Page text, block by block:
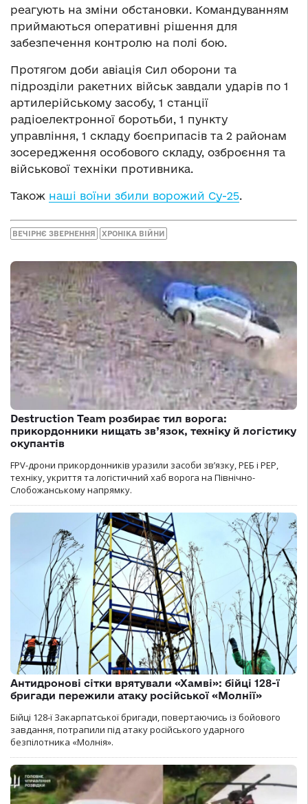
реагують на зміни обстановки. Командуванням
приймаються оперативні рішення для
забезпечення контролю на полі бою.
Протягом доби авіація Сил оборони та
підрозділи ракетних військ завдали ударів по 1
артилерійському засобу, 1 станції
радіоелектронної боротьби, 1 пункту
управління, 1 складу боєприпасів та 2 районам
зосередження особового складу, озброєння та
військової техніки противника.
Також наші воїни збили ворожий Су-25.
ВЕЧІРНЄ ЗВЕРНЕННЯ ХРОНІКА ВІЙНИ
Destruction Team розбирає тил ворога:
прикордонники нищать зв’язок, техніку й логістику
окупантів
FPV-дрони прикордонників уразили засоби зв’язку, РЕБ і РЕР,
техніку, укриття та логістичний хаб ворога на Північно-
Слобожанському напрямку.
Антидронові сітки врятували «Хамві»: бійці 128-ї
бригади пережили атаку російської «Молнії»
Бійці 128-ї Закарпатської бригади, повертаючись із бойового
завдання, потрапили під атаку російського ударного
безпілотника «Молнія».